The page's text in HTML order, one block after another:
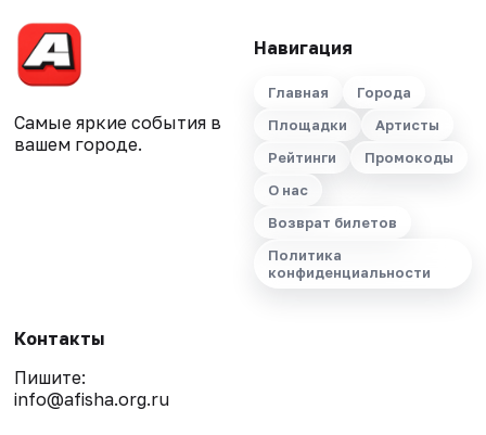
Самые яркие события в
вашем городе.
Навигация
Главная
Города
Площадки
Артисты
Рейтинги
Промокоды
О нас
Возврат билетов
Политика
конфиденциальности
Контакты
Пишите:
info@afisha.org.ru